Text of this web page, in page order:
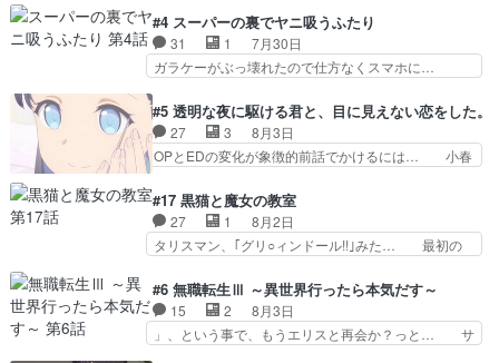
めに東京へ!/でも観光よ… 旅の支度全部やってく
れる先輩、なんだかん… 第５話をｄアニメストア
で視聴しました。視…
を人間に戻して欲しいでも自分達が代わ… ご視聴
ありがとうございました見るたびに切… 誰かと思
ったらちゅー先輩か。しれっと相方… 第５話感
想：コ□した相手にも家族や…､戦… つらい回
ナとミミも可愛かった2人の関係… 確かに相手に
も家族や大切な人はいるけど、… 白シャツが作業
着みたいなもんなんですかね…
#4 スーパーの裏でヤニ吸うふたり
31 1
7月30日
ガラケーがぶっ壊れたので仕方なくスマホに…
はり出オチ感が否めず、エピソードの打率… 田山
さんが佐々木さんに沼っていく…こんな… 佐々木
さん、腕フェチなんですね笑最近まじ… 佐々木が
ガラケーからスマホに変えるって、… もうドラマ
ゃわない？佐々木さんの優しさ… 先行で見た時よ
り2人のやり取りに癒しを感… ABEMA版の7〜8
話佐々木が実年齢以上…
#5 透明な夜に駆ける君と、目に見えない恋をした。
27 3
8月3日
OPとEDの変化が象徴的前話でかけるには… 小春
か、こんな風に見えてるのかぁ。かける… 完全な
両片思いになりましたねぇ…OPとE… 余計な物
は描かず白く靄がかった小春ちゃん… 光も感じな
い完全な盲目なんやね…おめかし… 母役に能登さ
も描かれていて良かった本当… 股に海豚を挟み水
上バスでの会話を反芻…恋… OPEDとも無人バー
ジョンから主人公２人…
#17 黒猫と魔女の教室
27 1
8月2日
タリスマン、｢グリ○ィンドール!!｣みた… 最初の
ホントスピカが大好きだよね。ツン… 一等級ポテ
ンシャルのアリアちゃん可愛くて… そういや、ア
リアは能力は最上級のくせに、… とうとうアリア
と直接競う場がきたこれまで… 毎度ながらのスピ
#6 無職転生Ⅲ ～異世界行ったら本気だす～
15 2
8月3日
」、という事で、もうエリスと再会か？っと… サ